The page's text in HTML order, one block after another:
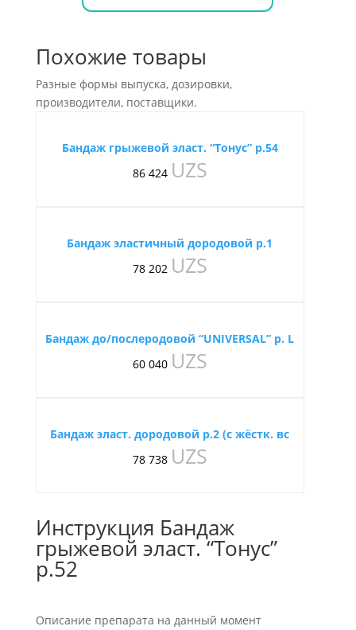
Похожие товары
Разные формы выпуска, дозировки,
производители, поставщики.
Бандаж грыжевой эласт. “Тонус” р.54
86 424 UZS
Бандаж эластичный дородовой р.1
78 202 UZS
Бандаж до/послеродовой “UNIVERSAL” р. L
60 040 UZS
Бандаж эласт. дородовой р.2 (с жёстк. вс
78 738 UZS
Инструкция Бандаж
грыжевой эласт. “Тонус”
р.52
Описание препарата на данный момент